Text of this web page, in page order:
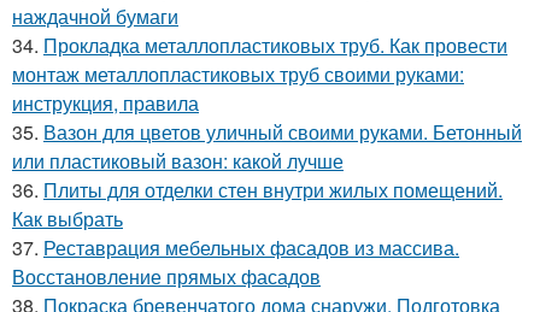
наждачной бумаги
34. Прокладка металлопластиковых труб. Как провести
монтаж металлопластиковых труб своими руками:
инструкция, правила
35. Вазон для цветов уличный своими руками. Бетонный
или пластиковый вазон: какой лучше
36. Плиты для отделки стен внутри жилых помещений.
Как выбрать
37. Реставрация мебельных фасадов из массива.
Восстановление прямых фасадов
38. Покраска бревенчатого дома снаружи. Подготовка